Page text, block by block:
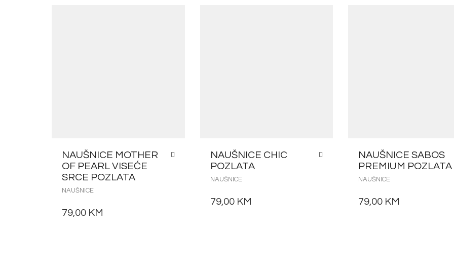
NAUŠNICE MOTHER
OF PEARL VISEĆE
SRCE POZLATA
NAUŠNICE
79,00 KM
NAUŠNICE CHIC
POZLATA
NAUŠNICE
79,00 KM
NAUŠNICE SABOS
PREMIUM POZLATA
NAUŠNICE
79,00 KM